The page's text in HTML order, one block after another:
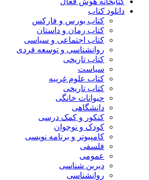
دانلود کتاب
کتاب بورس و فارکس
کتاب رمان و داستان
کتاب اجتماعی و سیاسی
روانشناسی و توسعه فردی
کتاب تاریخی
سیاست
کتاب علوم غریبه
کتاب تاریخی
حیوانات خانگی
دانشگاهی
کنکور و کمک‌ درسی
کودک و نوجوان
کامپیوتر و برنامه نویسی
فلسفی
عمومی
دیرین شناسی
روانشناسی